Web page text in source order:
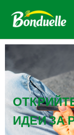
ИДЕИ ЗА